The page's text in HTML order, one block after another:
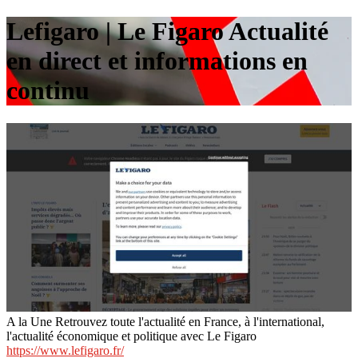
Lefigaro | Le Figaro Actualité
en direct et infor­ma­tions en
continu
A la Une Retrouvez toute l'actualité en France, à l'international,
l'actualité économique et politique avec Le Figaro
https://www.lefigaro.fr/